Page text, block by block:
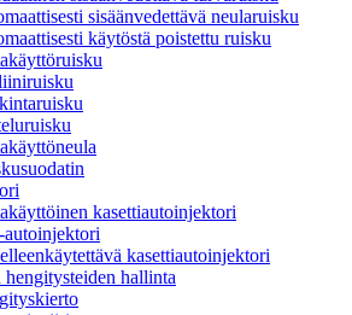
sisäänvedettävä neularuisku
käytöstä poistettu ruisku
kasettiautoinjektori
autoinjektori
kasettiautoinjektori
hengitysteiden hallinta